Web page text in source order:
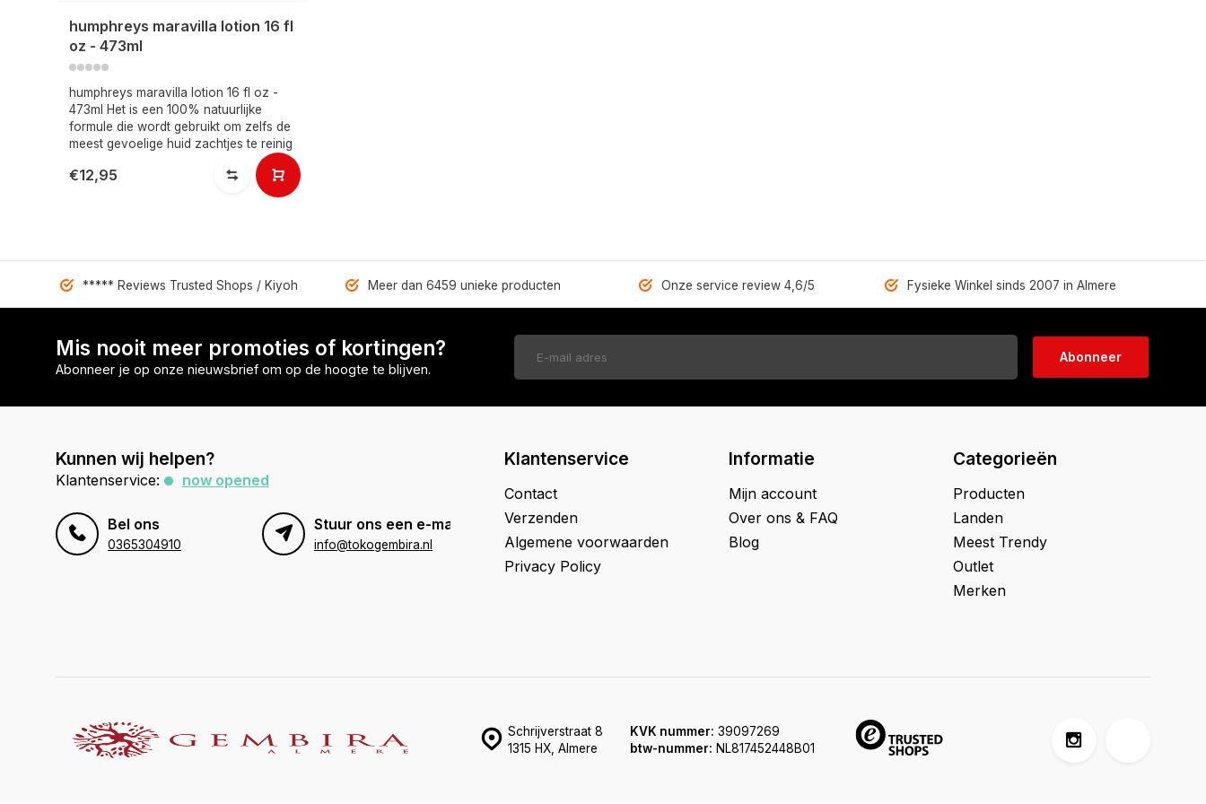
humphreys maravilla lotion 16 fl
oz - 473ml
humphreys maravilla lotion 16 fl oz -
473ml Het is een 100% natuurlijke
formule die wordt gebruikt om zelfs de
meest gevoelige huid zachtjes te reinig
€12,95
***** Reviews Trusted Shops / Kiyoh Meer dan 6459 unieke producten Onze service review 4,6/5 Fysieke Winkel sinds 2007 in Almere
Mis nooit meer promoties of kortingen?
Abonneer je op onze nieuwsbrief om op de hoogte te blijven.
Abonneer
Kunnen wij helpen?
Klantenservice: now opened
Bel ons
0365304910
Stuur ons een e-mail
info@tokogembira.nl
Klantenservice
Contact
Verzenden
Algemene voorwaarden
Privacy Policy
Informatie
Mijn account
Over ons & FAQ
Blog
Categorieën
Producten
Landen
Meest Trendy
Outlet
Merken
Schrijverstraat 8
1315 HX, Almere
KVK nummer: 39097269
btw-nummer: NL817452448B01